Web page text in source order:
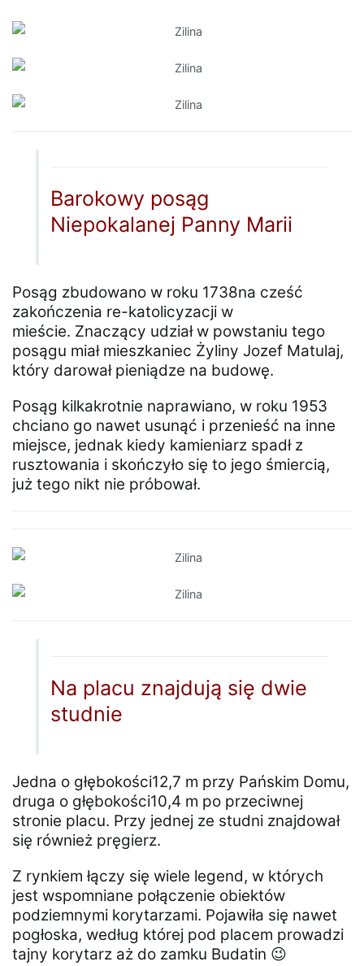
Barokowy posąg
Niepokalanej Panny Marii
Posąg zbudowano w roku 1738na cześć
zakończenia re-katolicyzacji w
mieście. Znaczący udział w powstaniu tego
posągu miał mieszkaniec Żyliny Jozef Matulaj,
który darował pieniądze na budowę.
Posąg kilkakrotnie naprawiano, w roku 1953
chciano go nawet usunąć i przenieść na inne
miejsce, jednak kiedy kamieniarz spadł z
rusztowania i skończyło się to jego śmiercią,
już tego nikt nie próbował.
Na placu znajdują się dwie
studnie
Jedna o głębokości12,7 m przy Pańskim Domu,
druga o głębokości10,4 m po przeciwnej
stronie placu. Przy jednej ze studni znajdował
się również pręgierz.
Z rynkiem łączy się wiele legend, w których
jest wspomniane połączenie obiektów
podziemnymi korytarzami. Pojawiła się nawet
pogłoska, według której pod placem prowadzi
tajny korytarz aż do zamku Budatin 😉